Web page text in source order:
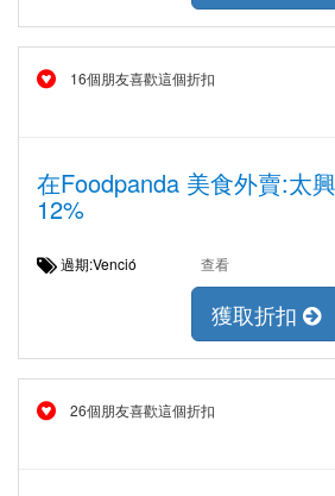
16個朋友喜歡這個折扣
在Foodpanda 美食外賣:太
12%
過期:Venció 查看
獲取折扣
26個朋友喜歡這個折扣